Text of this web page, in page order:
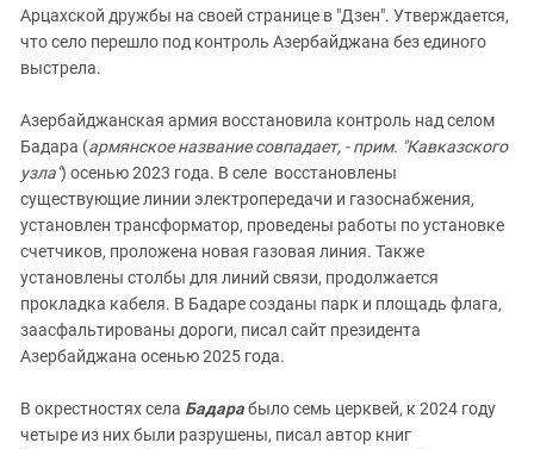
Арцахской дружбы на своей странице в "Дзен". Утверждается,
что село перешло под контроль Азербайджана без единого
выстрела.
Азербайджанская армия восстановила контроль над селом
Бадара (армянское название совпадает, - прим. "Кавказского
узла") осенью 2023 года. В селе восстановлены
существующие линии электропередачи и газоснабжения,
установлен трансформатор, проведены работы по установке
счетчиков, проложена новая газовая линия. Также
установлены столбы для линий связи, продолжается
прокладка кабеля. В Бадаре созданы парк и площадь флага,
заасфальтированы дороги, писал сайт президента
Азербайджана осенью 2025 года.
В окрестностях села Бадарабыло семь церквей, к 2024 году
четыре из них были разрушены, писал автор книг